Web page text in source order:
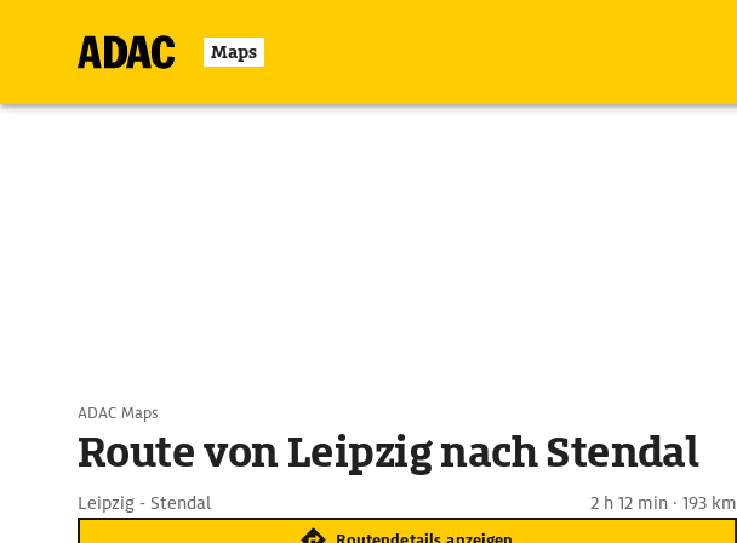
Maps
ADAC Maps
Route von Leipzig nach Stendal
Leipzig - Stendal 2 h 12 min · 193 km